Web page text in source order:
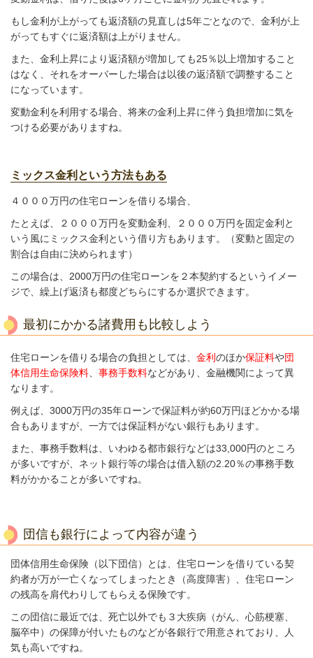
もし金利が上がっても返済額の見直しは5年ごとなので、金利が上
がってもすぐに返済額は上がりません。
また、金利上昇により返済額が増加しても25％以上増加すること
はなく、それをオーバーした場合は以後の返済額で調整すること
になっています。
変動金利を利用する場合、将来の金利上昇に伴う負担増加に気を
つける必要がありますね。
ミックス金利という方法もある
４０００万円の住宅ローンを借りる場合、
たとえば、２０００万円を変動金利、２０００万円を固定金利と
いう風にミックス金利という借り方もあります。（変動と固定の
割合は自由に決められます）
この場合は、2000万円の住宅ローンを２本契約するというイメー
ジで、繰上げ返済も都度どちらにするか選択できます。
最初にかかる諸費用も比較しよう
住宅ローンを借りる場合の負担としては、 金利 のほか保証料や団
体信用生命保険料
事務手数料などがあり、金融機関によって異
なります。
例えば、3000万円の35年ローンで保証料が約60万円ほどかかる場
合もありますが、一方では保証料がない銀行もあります。
また、 事務手数料は、いわゆる都市銀行などは33,000円のところ
が多いですが、ネット銀行等の場合は借入額の2.20％の事務手数
料がかかることが多いですね。
団信も銀行によって内容が違う
団体信用生命保険（以下団信）とは、住宅ローンを借りている契
約者が万が一亡くなってしまったとき（高度障害）、住宅ローン
の残高を肩代わりしてもらえる保険です。
この団信に最近では、死亡以外でも３大疾病（がん、心筋梗塞、
脳卒中）の保障が付いたものなどが各銀行で用意されており、人
気も高いですね。